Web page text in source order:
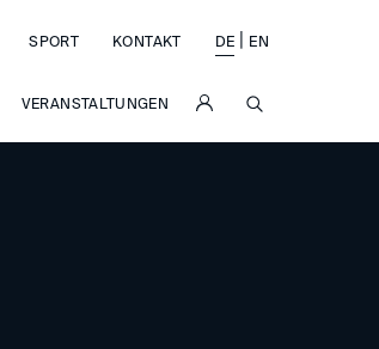
VERANSTALTUNGEN
SPORT KONTAKT DE EN